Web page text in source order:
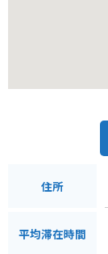
住所
平均滞在時間